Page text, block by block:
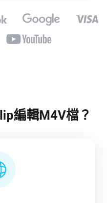
編輯M4V檔？